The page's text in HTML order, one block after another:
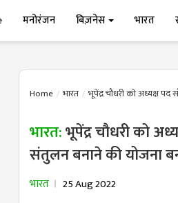
मनोरंजन बिज़नेस भारत
Home भारत भूपेंद्र चौधरी को अध्यक्ष पद
भारत:भूपेंद्र चौधरी को
संतुलन बनाने की योजना
भारत 25 Aug 2022